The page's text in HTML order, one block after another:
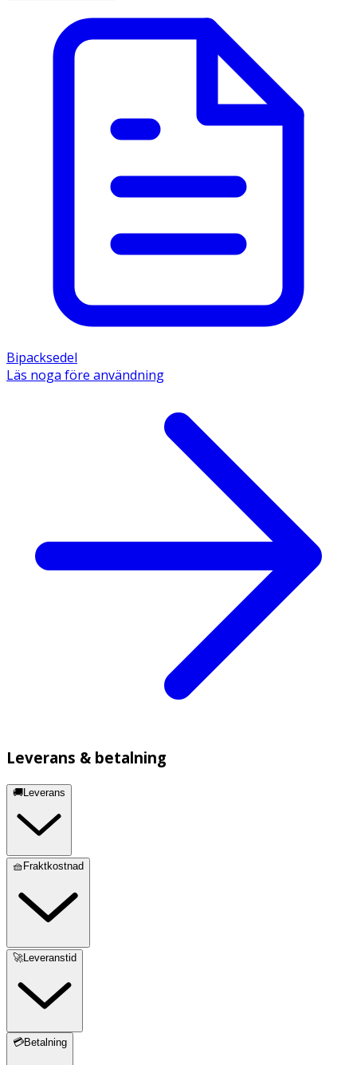
Bipacksedel
Läs noga före användning
Leverans & betalning
🚚Leverans
🧺Fraktkostnad
🚀Leveranstid
💳Betalning